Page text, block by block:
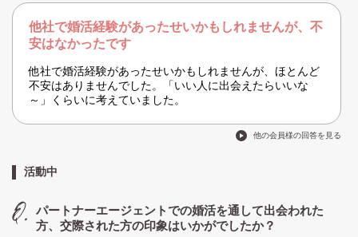
他社で婚活経験があったせいかもしれませんが、不
安はなかったです
他社で婚活経験があったせいかもしれませんが、ほとんど
不安はありませんでした。「いい人に出会えたらいいな
～」くらいに考えていました。
他の会員様の回答を見る
活動中
パートナーエージェントでの婚活を通して出会われた
方、交際された方の印象はいかがでしたか？